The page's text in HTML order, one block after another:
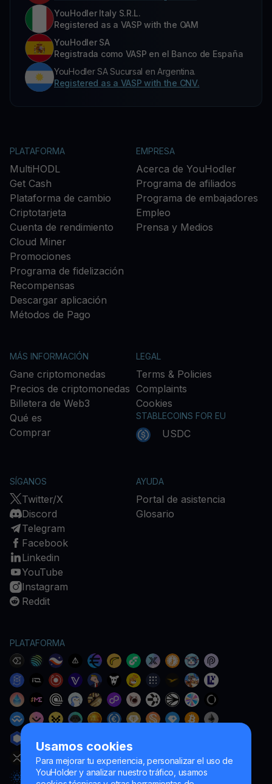
Usamos cookies
Para mejorar tu experiencia, personalizar el uso de
YouHolder y analizar nuestro tráfico, usamos
YouHodler Italy S.R.L.
Registered as a VASP with the OAM
YouHodler SA
Registrada como VASP en el Banco de España
YouHodler SA Sucursal en Argentina.
Registered as a VASP with the CNV.
PLATAFORMA
MultiHODL
Get Cash
Plataforma de cambio
Criptotarjeta
Cuenta de rendimiento
Cloud Miner
Promociones
Programa de fidelización
Recompensas
Descargar aplicación
Métodos de Pago
EMPRESA
Acerca de YouHodler
Programa de afiliados
Programa de embajadores
Empleo
Prensa y Medios
MÁS INFORMACIÓN
Gane criptomonedas
Precios de criptomonedas
Billetera de Web3
Qué es
Comprar
LEGAL
Terms & Policies
Complaints
Cookies
STABLECOINS FOR EU
USDC
SÍGANOS
Twitter/X
Discord
Telegram
Facebook
Linkedin
YouTube
Instagram
Reddit
AYUDA
Portal de asistencia
Glosario
PLATAFORMA